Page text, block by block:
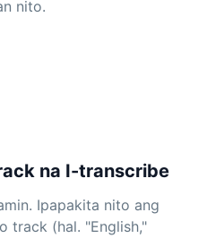
nito.
na I-transcribe
Ipapakita nito ang
track (hal. "English,"